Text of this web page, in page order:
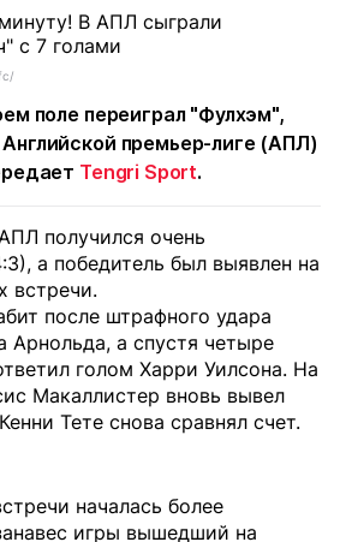
поле переиграл "Фулхэм",
премьер-лиге (АПЛ)
Tengri Sport.
получился очень
а победитель был выявлен на
встречи.
после штрафного удара
Арнольда, а спустя четыре
голом Харри Уилсона. На
Макаллистер вновь вывел
Тете снова сравнял счет.
началась более
игры вышедший на